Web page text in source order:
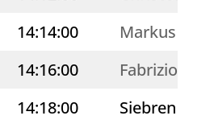
14:14:00
Markus
14:16:00
Fabrizio
14:18:00
Siebren